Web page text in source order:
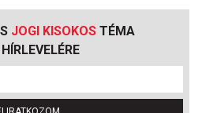
JOGI KISOKOSTÉMA